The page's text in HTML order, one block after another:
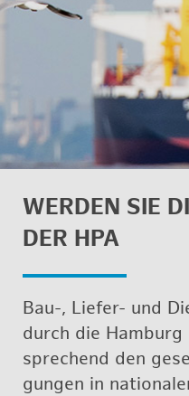
WER­DEN SIE
DER HPA
Bau-, Lie­fer- und
durch die
spre­chend den
gun­gen in